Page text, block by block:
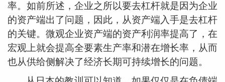
率。如前所述，企业之所以要去杠杆就是因为企业
的资产端出了问题，因此，从资产端入手是去杠杆
的关键。微观企业资产端的资产利润率提高了，在
宏观上就会提高全要素生产率和潜在增长率，从而
也从供给侧解决了经济长期可持续增长的问题。